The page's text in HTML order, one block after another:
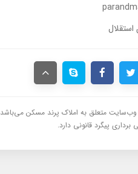
متعلق به املاک پرند مسکن می‌باشد
برداری پیگرد قانونی دارد.